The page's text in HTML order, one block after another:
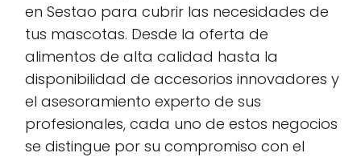
en Sestao para cubrir las necesidades de
tus mascotas. Desde la oferta de
alimentos de alta calidad hasta la
disponibilidad de accesorios innovadores y
el asesoramiento experto de sus
profesionales, cada uno de estos negocios
se distingue por su compromiso con el